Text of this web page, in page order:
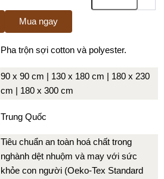
Mua ngay
Pha trộn sợi cotton và polyester.
90 x 90 cm | 130 x 180 cm | 180 x 230
cm | 180 x 300 cm
Trung Quốc
Tiêu chuẩn an toàn hoá chất trong
nghành dệt nhuộm và may với sức
khỏe con người (Oeko-Tex Standard